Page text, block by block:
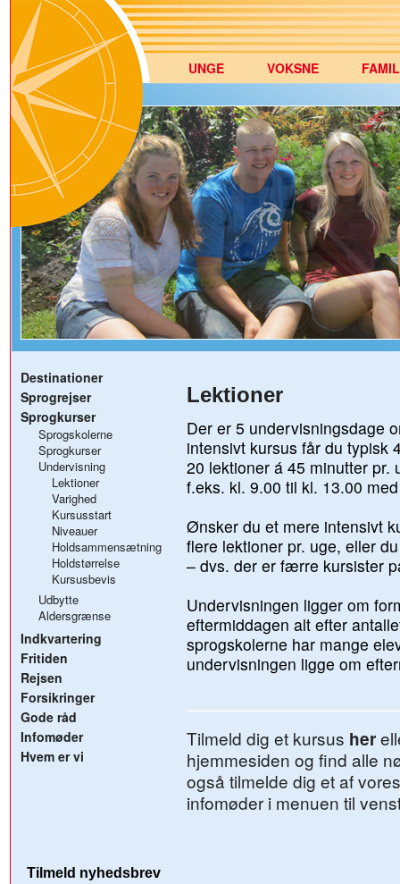
UNGE VOKSNE
Destinationer
Sprogrejser
Sprogkurser
Sprogskolerne
Sprogkurser
Undervisning
Lektioner
Varighed
Kursusstart
Niveauer
Holdsammensætning
Holdstørrelse
Kursusbevis
Udbytte
Aldersgrænse
Indkvartering
Fritiden
Rejsen
Forsikringer
Gode råd
Infomøder
Hvem er vi
Lektioner
Der er 5 undervisningsdage
intensivt kursus får du typisk
20 lektioner á 45 minutter pr.
f.eks. kl. 9.00 til kl. 13.00
Ønsker du et mere intensivt
flere lektioner pr. uge, eller
– dvs. der er færre kursister
Undervisningen ligger om
eftermiddagen alt efter
sprogskolerne har mange
undervisningen ligge om
Tilmeld dig et kursus her
hjemmesiden og find alle
også tilmelde dig et af
infomøder i menuen til